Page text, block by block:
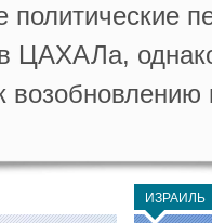
политические
ЦАХАЛа,
ИЗРАИЛЬ